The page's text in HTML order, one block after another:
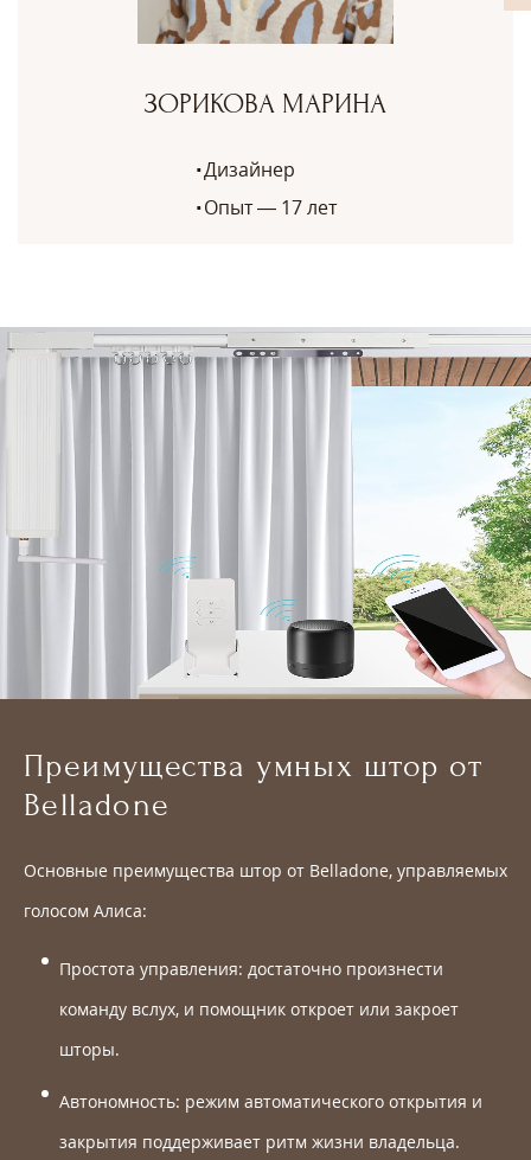
ЗОРИКОВА МАРИНА
Дизайнер
Опыт — 17 лет
Преимущества умных штор от
Belladone
Основные преимущества штор от Belladone, управляемых
голосом Алиса:
Простота управления: достаточно произнести
команду вслух, и помощник откроет или закроет
шторы.
Автономность: режим автоматического открытия и
закрытия поддерживает ритм жизни владельца.